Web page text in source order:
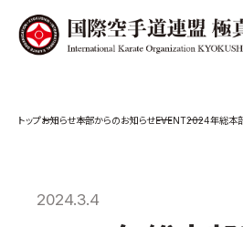
お知らせ本部からのお知らせEVENT2024年総本
2024.3.4